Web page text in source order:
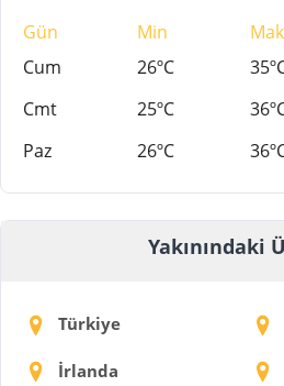
Gün Min
Cum
26ºC
Cmt
25ºC
Paz
26ºC
Yakınındaki
Türkiye
İrlanda